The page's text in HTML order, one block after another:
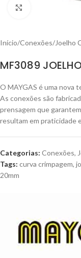
Início/Conexões/Joelho
MF3089
O MAYGAS é uma nova
As conexões são
prensagem que
resultam em praticidade
Categorias: Conexões,
Tags: curva crimpagem,
20mm